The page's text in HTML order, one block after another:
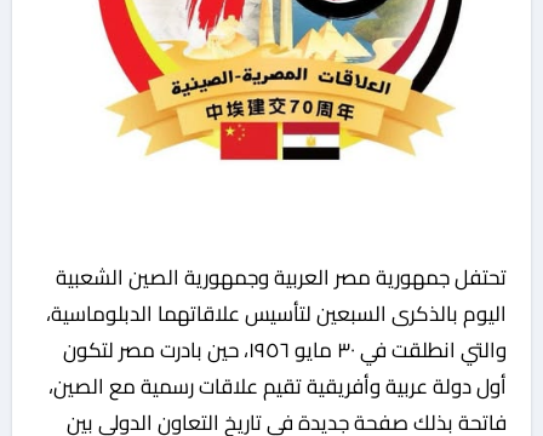
تحتفل جمهورية مصر العربية وجمهورية الصين الشعبية
اليوم بالذكرى السبعين لتأسيس علاقاتهما الدبلوماسية،
والتي انطلقت في ٣٠ مايو ١٩٥٦، حين بادرت مصر لتكون
أول دولة عربية وأفريقية تقيم علاقات رسمية مع الصين،
فاتحة بذلك صفحة جديدة في تاريخ التعاون الدولي بين